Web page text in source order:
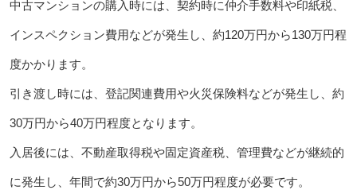
中古マンションの購入時には、契約時に仲介手数料や印紙税、
インスペクション費用などが発生し、約120万円から130万円程
度かかります。
引き渡し時には、登記関連費用や火災保険料などが発生し、約
30万円から40万円程度となります。
入居後には、不動産取得税や固定資産税、管理費などが継続的
に発生し、年間で約30万円から50万円程度が必要です。